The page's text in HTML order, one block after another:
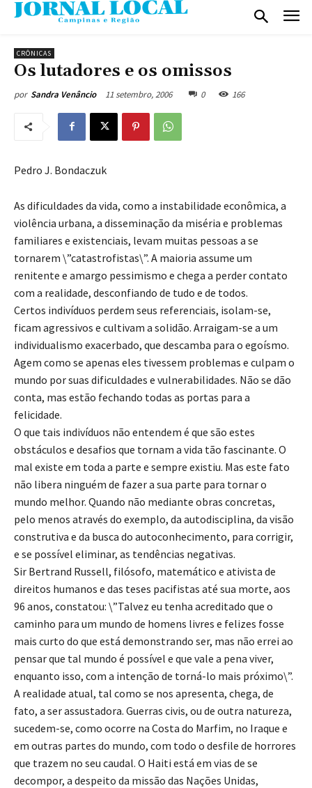
CRÔNICAS
Os lutadores e os omissos
por Sandra Venâncio 11 setembro, 2006 0 166
Pedro J. Bondaczuk
As dificuldades da vida, como a instabilidade econômica, a
violência urbana, a disseminação da miséria e problemas
familiares e existenciais, levam muitas pessoas a se
tornarem \”catastrofistas\”. A maioria assume um
renitente e amargo pessimismo e chega a perder contato
com a realidade, desconfiando de tudo e de todos.
Certos indivíduos perdem seus referenciais, isolam-se,
ficam agressivos e cultivam a solidão. Arraigam-se a um
individualismo exacerbado, que descamba para o egoísmo.
Agem como se apenas eles tivessem problemas e culpam o
mundo por suas dificuldades e vulnerabilidades. Não se dão
conta, mas estão fechando todas as portas para a
felicidade.
O que tais indivíduos não entendem é que são estes
obstáculos e desafios que tornam a vida tão fascinante. O
mal existe em toda a parte e sempre existiu. Mas este fato
não libera ninguém de fazer a sua parte para tornar o
mundo melhor. Quando não mediante obras concretas,
pelo menos através do exemplo, da autodisciplina, da visão
construtiva e da busca do autoconhecimento, para corrigir,
e se possível eliminar, as tendências negativas.
Sir Bertrand Russell, filósofo, matemático e ativista de
direitos humanos e das teses pacifistas até sua morte, aos
96 anos, constatou: \”Talvez eu tenha acreditado que o
caminho para um mundo de homens livres e felizes fosse
mais curto do que está demonstrando ser, mas não errei ao
pensar que tal mundo é possível e que vale a pena viver,
enquanto isso, com a intenção de torná-lo mais próximo\”.
A realidade atual, tal como se nos apresenta, chega, de
fato, a ser assustadora. Guerras civis, ou de outra natureza,
sucedem-se, como ocorre na Costa do Marfim, no Iraque e
em outras partes do mundo, com todo o desfile de horrores
que trazem no seu caudal. O Haiti está em vias de se
decompor, a despeito da missão das Nações Unidas,